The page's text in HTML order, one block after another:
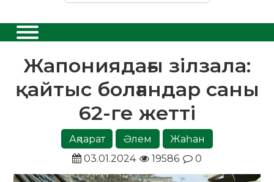
Жапониядағы зілзала:
қайтыс болғандар саны
62-ге жетті
Ақпарат Әлем
Жаһан
03.01.2024
19586 0